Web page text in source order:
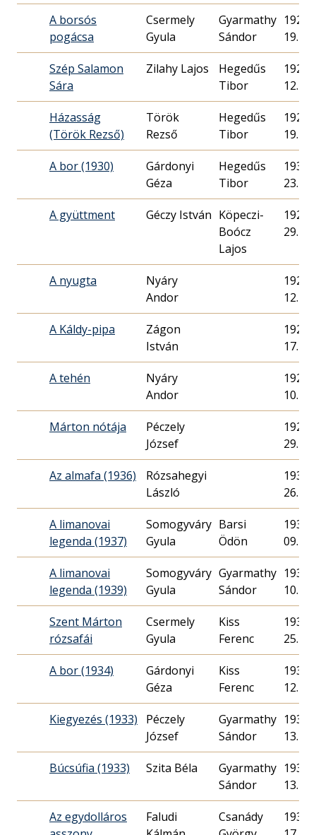
A borsós
pogácsa
Csermely
Gyula
Gyarmathy
Sándor
1928.
19.
Szép Salamon
Sára
Zilahy Lajos
Hegedűs
Tibor
1929.
12.
Házasság
(Török Rezső)
Török
Rezső
Hegedűs
Tibor
1929.
19.
A bor (1930)
Gárdonyi
Géza
Hegedűs
Tibor
1930.
23.
A gyüttment Géczy István Köpeczi-
Boócz
Lajos
1928.
29.
A nyugta
Nyáry
Andor
1926.
12.
A Káldy-pipa
Zágon
István
1928.
17.
A tehén
Nyáry
Andor
1929.
10.
Márton nótája
Péczely
József
1929.
29.
Az almafa (1936)
Rózsahegyi
László
1936.
26.
A limanovai
legenda (1937)
Somogyváry
Gyula
Barsi
Ödön
1937.
09.
A limanovai
legenda (1939)
Somogyváry
Gyula
Gyarmathy
Sándor
1939.
10.
Szent Márton
rózsafái
Csermely
Gyula
Kiss
Ferenc
1935.
25.
A bor (1934)
Gárdonyi
Géza
Kiss
Ferenc
1934.
12.
Kiegyezés (1933)
Péczely
József
Gyarmathy
Sándor
1933.
13.
Búcsúfia (1933) Szita Béla
Gyarmathy
Sándor
1933.
13.
Az egydolláros
Faludi
Csanády
1938.